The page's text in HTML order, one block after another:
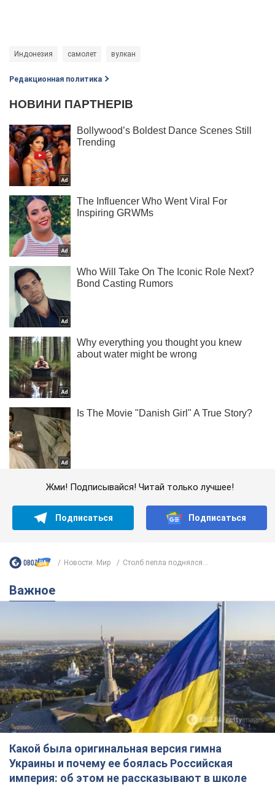
Индонезия самолет вулкан
Редакционная политика
Жми! Подписывайся! Читай только лучшее!
Подписаться Подписаться
Новости. Мир Столб пепла поднялся...
Важное
Какой была оригинальная версия гимна
Украины и почему ее боялась Российская
империя: об этом не рассказывают в школе